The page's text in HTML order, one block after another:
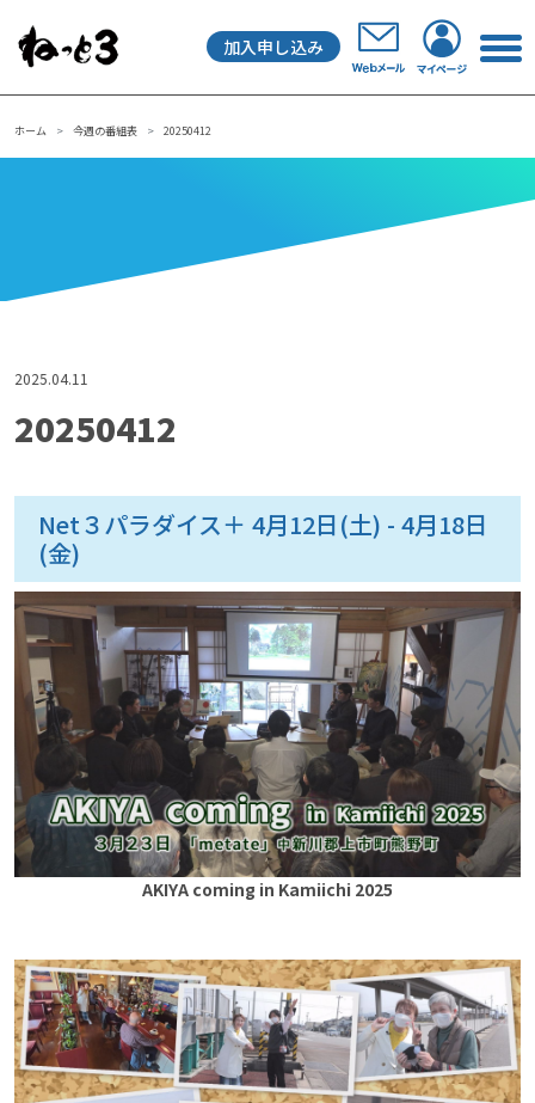
メインナビゲーション
加入申し込み
ホーム 今週の番組表 20250412
2025.04.11
20250412
Net３パラダイス＋ 4月12日(土) - 4月18日
(金)
AKIYA coming in Kamiichi 2025